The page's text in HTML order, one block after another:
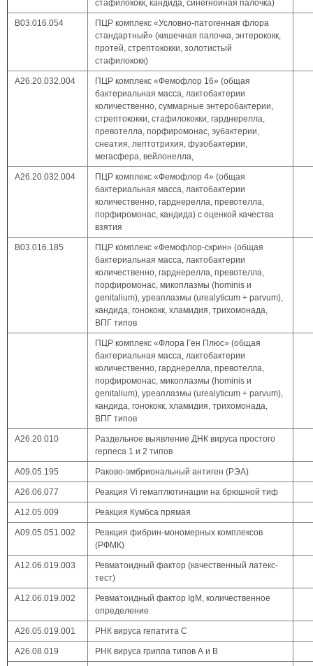
стафилококк, кандида, синегнойная палочка)
В03.016.054
ПЦР комплекс «Условно-патогенная флора
стандартный» (кишечная палочка, энтерококк,
протей, стрептококки, золотистый
стафилококк)
A26.20.032.004
ПЦР комплекс «Фемофлор 16» (общая
бактериальная масса, лактобактерии
количественно, суммарные энтеробактерии,
стрептококки, стафилококки, гарднерелла,
превотелла, порфиромонас, эубактерии,
снеатия, лептотрихия, фузобактерии,
мегасфера, вейлонелла,
A26.20.032.004
ПЦР комплекс «Фемофлор 4» (общая
бактериальная масса, лактобактерии
количественно, гарднерелла, превотелла,
порфиромонас, кандида) с оценкой качества
взятия
В03.016.185
ПЦР комплекс «Фемофлор-скрин» (общая
бактериальная масса, лактобактерии
количественно, гарднерелла, превотелла,
порфиромонас, микоплазмы (hominis и
genitalium), уреаплазмы (urealyticum + parvum),
кандида, гонококк, хламидия, трихомонада,
ВПГ типов
ПЦР комплекс «Флора Ген Плюс» (общая
бактериальная масса, лактобактерии
количественно, гарднерелла, превотелла,
порфиромонас, микоплазмы (hominis и
genitalium), уреаплазмы (urealyticum + parvum),
кандида, гонококк, хламидия, трихомонада,
ВПГ типов
A26.20.010
Раздельное выявление ДНК вируса простого
герпеса 1 и 2 типов
А09.05.195 Раково-эмбриональный антиген (РЭА)
А26.06.077 Реакция Vi гемагглютинации на брюшной тиф
А12.05.009 Реакция Кумбса прямая
А09.05.051.002
Реакция фибрин-мономерных комплексов
(РФМК)
А12.06.019.003
Ревматоидный фактор (качественный латекс-
тест)
А12.06.019.002
Ревматоидный фактор IgM, количественное
определение
A26.05.019.001 РНК вируса гепатита С
А26.08.019 РНК вируса гриппа типов А и В